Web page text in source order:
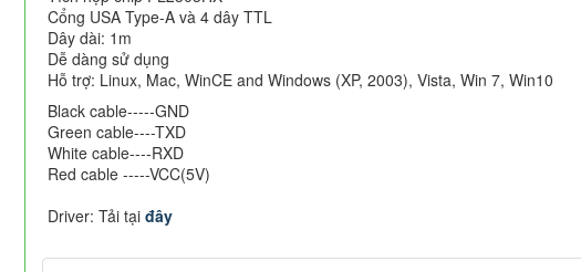
Cổng USA Type-A và 4 dây TTL
Dây dài: 1m
Dễ dàng sử dụng
Hỗ trợ: Linux, Mac, WinCE and Windows (XP, 2003), Vista, Win 7, Win10
Black cable-----GND
Green cable----TXD
White cable----RXD
Red cable -----VCC(5V)
Driver: Tải tại đây